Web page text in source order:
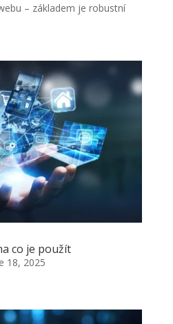
– základem je robustní
co je použít
18, 2025